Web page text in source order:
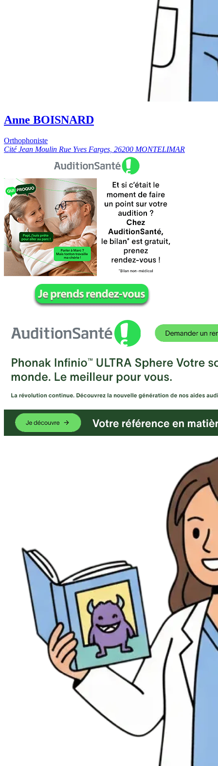
Anne BOISNARD
Orthophoniste
Cité Jean Moulin Rue Yves Farges, 26200 MONTELIMAR